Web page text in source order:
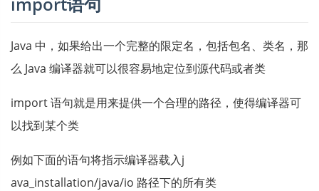
Java 中，如果给出一个完整的限定名，包括包名、类名，那
么 Java 编译器就可以很容易地定位到源代码或者类
import 语句就是用来提供一个合理的路径，使得编译器可
以找到某个类
例如下面的语句将指示编译器载入j
ava_installation/java/io 路径下的所有类